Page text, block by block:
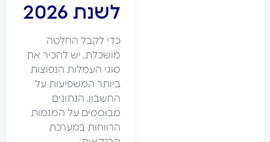
לשנת 2026
כדי לקבל החלטה
מושכלת, יש להכיר את
סוגי העמלות הנפוצות
ביותר המשפיעות על
החשבון. הנתונים
מבוססים על המגמות
הרווחות במערכת